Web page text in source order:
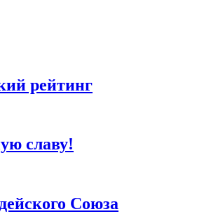
рейтинг
славу!
Союза